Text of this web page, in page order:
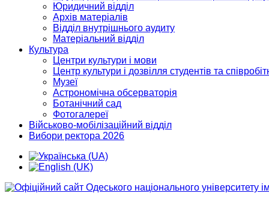
Юридичний відділ
Архів матеріалів
Відділ внутрішнього аудиту
Матеріальний відділ
Культура
Центри культури і мови
Центр культури і дозвілля студентів та
Музеї
Астрономічна обсерваторія
Ботанічний сад
Фотогалереї
Військово-мобілізаційний відділ
Вибори ректора 2026